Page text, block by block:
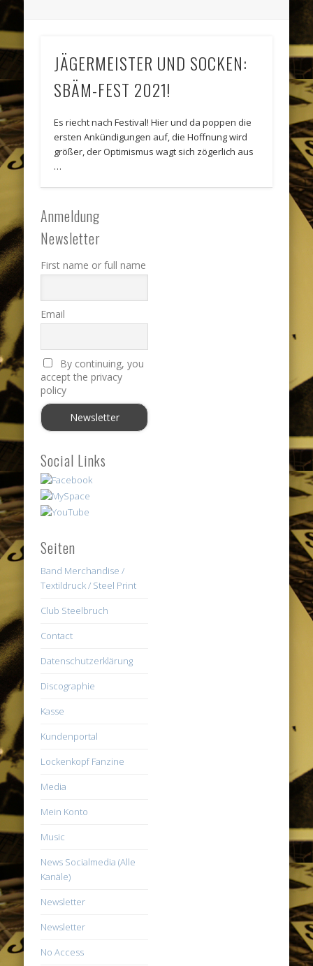
JÄGERMEISTER UND SOCKEN:
SBÄM-FEST 2021!
Es riecht nach Festival! Hier und da poppen die
ersten Ankündigungen auf, die Hoffnung wird
größer, der Optimismus wagt sich zögerlich aus
…
Anmeldung
Newsletter
First name or full name
Email
By continuing, you
accept the privacy
policy
Social Links
Seiten
Band Merchandise /
Textildruck / Steel Print
Club Steelbruch
Contact
Datenschutzerklärung
Discographie
Kasse
Kundenportal
Lockenkopf Fanzine
Media
Mein Konto
Music
News Socialmedia (Alle
Kanäle)
Newsletter
Newsletter
No Access